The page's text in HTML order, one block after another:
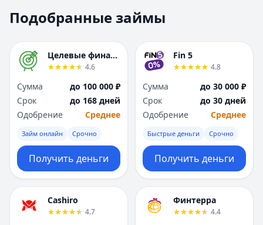
Набережные Челны
Нижний Новгород
Новокузнецк
Новосибирск
Омск
П
Пермь
Р
Ростов-на-Дону
Рязань
Набережные
Нижний Новгород
Новокузнецк
Новосибирск
Омск
Оренбург
П
Пермь
Р
Ростов-на-Дону
Рязань
Подобранные займы
Целевые финансы
4.6
Сумма
до 100 000 ₽
Срок
до 168 дней
Одобрение
Среднее
Займ онлайн Срочно
Получить деньги
Fin 5
4.8
Сумма
до 30 000 ₽
Срок
до 30 дней
Одобрение
Среднее
Быстрые деньги Срочно
Получить деньги
Cashiro
4.7
Финтерра
4.4